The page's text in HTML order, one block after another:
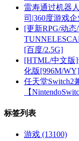
雷寿通过机器
司|360度游戏
[更新RPG/动
[百度/2.5G]
[HTML/中文版]
化版[996M/WY]
任天堂Switch2
【
标签列表
游戏 (13100)